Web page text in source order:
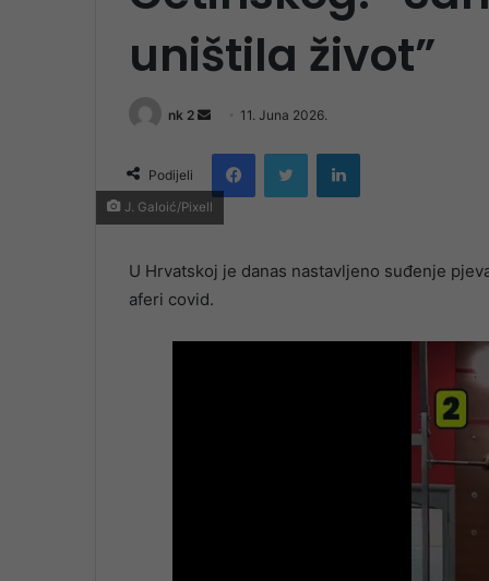
uništila život”
nk 2
Send
email
11. Juna 2026.
Podijeli
FacebookTwitter LinkedIn
J. Galoić/Pixell
U Hrvatskoj je danas nastavljeno suđenje
aferi covid.